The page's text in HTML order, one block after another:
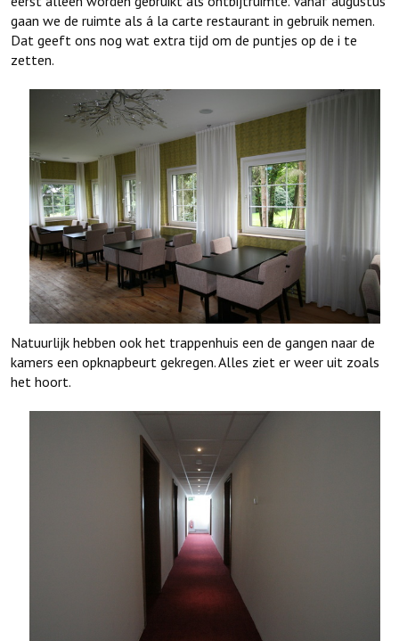
gaan we de ruimte als á la carte restaurant in gebruik nemen.
Dat geeft ons nog wat extra tijd om de puntjes op de i te
zetten.
Natuurlijk hebben ook het trappenhuis een de gangen naar de
kamers een opknapbeurt gekregen. Alles ziet er weer uit zoals
het hoort.